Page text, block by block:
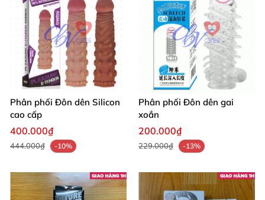
Phân phối Đôn dên Silicon
cao cấp
400.000₫
444.000₫ -10%
Phân phối Đôn dên gai
xoắn
200.000₫
229.000₫ -13%